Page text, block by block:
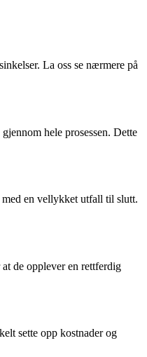
La oss se nærmere på
hele prosessen. Dette
med en vellykket utfall til slutt.
de opplever en rettferdig
sette opp kostnader og